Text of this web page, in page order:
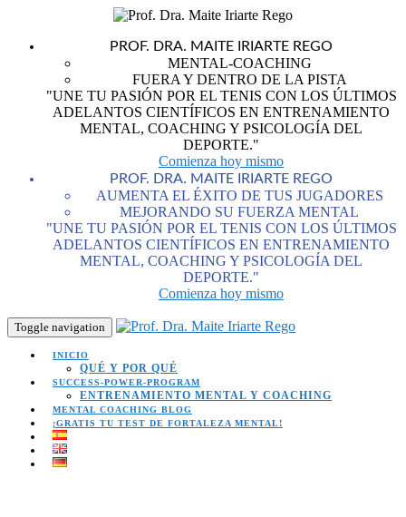
PROF. DRA. MAITE IRIARTE REGO
MENTAL-COACHING
FUERA Y DENTRO DE LA PISTA
"UNE TU PASIÓN POR EL TENIS CON LOS ÚLTIMOS
ADELANTOS CIENTÍFICOS EN ENTRENAMIENTO
MENTAL, COACHING Y PSICOLOGÍA DEL
DEPORTE."
Comienza hoy mismo
PROF. DRA. MAITE IRIARTE REGO
AUMENTA EL ÉXITO DE TUS JUGADORES
MEJORANDO SU FUERZA MENTAL
"UNE TU PASIÓN POR EL TENIS CON LOS ÚLTIMOS
ADELANTOS CIENTÍFICOS EN ENTRENAMIENTO
MENTAL, COACHING Y PSICOLOGÍA DEL
DEPORTE."
Comienza hoy mismo
Toggle navigation
INICIO
QUÉ Y POR QUÉ
SUCCESS-POWER-PROGRAM
ENTRENAMIENTO MENTAL Y COACHING
MENTAL COACHING BLOG
¡GRATIS TU TEST DE FORTALEZA MENTAL!